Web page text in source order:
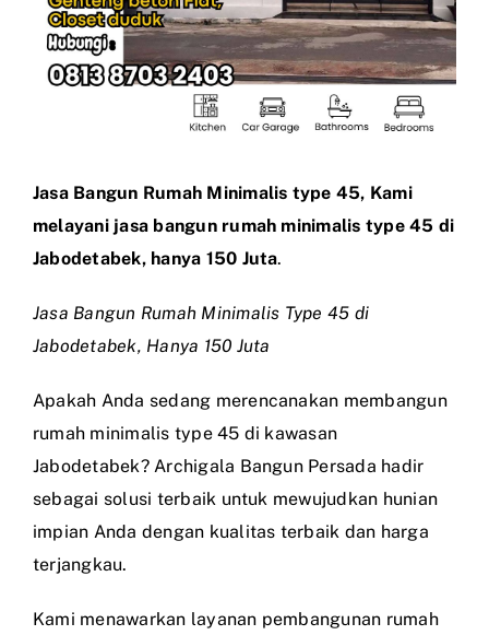
Jasa Bangun Rumah Minimalis type 45, Kami
melayani jasa bangun rumah minimalis type 45 di
Jabodetabek, hanya 150 Juta.
Jasa Bangun Rumah Minimalis Type 45 di
Jabodetabek, Hanya 150 Juta
Apakah Anda sedang merencanakan membangun
rumah minimalis type 45 di kawasan
Jabodetabek? Archigala Bangun Persada hadir
sebagai solusi terbaik untuk mewujudkan hunian
impian Anda dengan kualitas terbaik dan harga
terjangkau.
Kami menawarkan layanan pembangunan rumah